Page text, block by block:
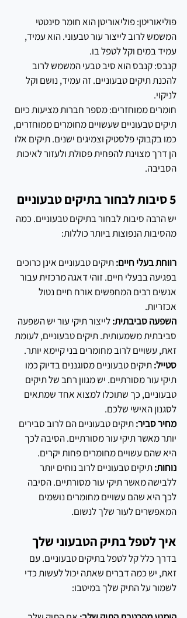
פוליאוריטן: פוליאוריטן הוא חומר סינטטי
המשמש לרוב לייצור עור טבעוני. הוא עמיד,
עמיד במים וקל לטפל בו.
קנבס: קנבס הוא סיב טבעי המשמש לרוב
להכנת תיקים טבעוניים. זה עמיד, נושם וקל
לניקוי.
חומרים ממוחזרים: מספר חברות מציעות כיום
תיקים טבעוניים שעשויים מחומרים ממוחזרים,
כמו בקבוקי פלסטיק וצמיגים ישנים. תיקים אלו
הן דרך מצוינת להפחית פסולת ולעזור לאיכות
הסביבה.
5 סיבות לבחור בתיקים טבעוניים
יש הרבה סיבות לבחור בתיקים טבעוניים. כמה
מהסיבות הנפוצות ביותר כוללות:
רווחת בעלי חיים: תיקים טבעוניים אינן כרוכים
בפגיעה בבעלי חיים. זוהי דאגה מרכזית עבור
אנשים רבים המחפשים אורח חיים נטול
אכזריות.
השפעה סביבתית: לייצור תיקי עור יש השפעה
סביבתית משמעותית. תיקים טבעוניים, לעומת
זאת, עשויים לרוב מחומרים בני קיימא יותר.
סטייל: תיקים טבעוניים מסוגננים בדיוק כמו
תיקי עור מסורתיים. יש מגוון רחב של תיקים
טבעוניים, כך שתוכלו למצוא אחד שמתאים
לסגנון האישי שלכם.
מחיר סביר: תיקים טבעוניים הם לרוב סבירים
יותר מאשר תיקי עור מסורתיים. הסיבה לכך
היא שהם עשויים מחומרים פחות יקרים.
נוחות: תיקים טבעוניים לרוב נוחים יותר
ללבישה מאשר תיקי עור מסורתיים. הסיבה
לכך היא שהם עשויים מחומרים נושמים
המאפשרים לעור שלך לנשום.
איך לטפל בתיק הטבעוני שלך
בדרך כלל קל לטפל בתיקים טבעוניים. עם
זאת, יש כמה דברים שאתה יכול לעשות כדי
לשמור על התיק שלך במיטבו: